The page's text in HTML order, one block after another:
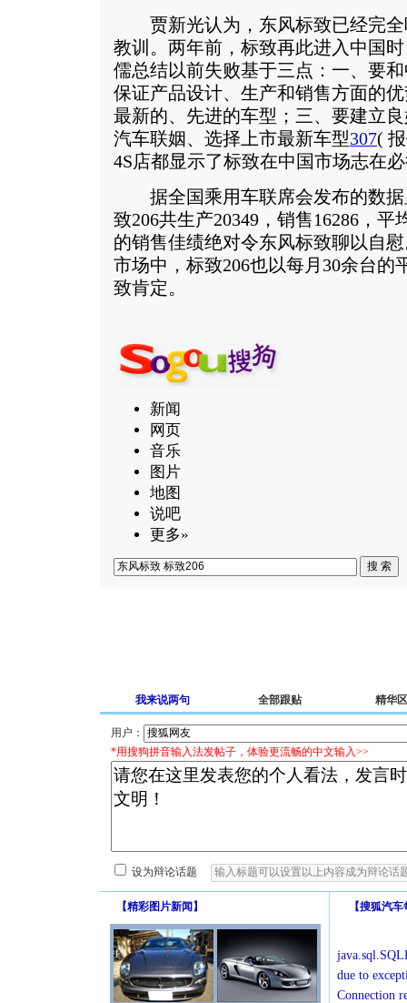
贾新光认为，东风标致已经完全
教训。两年前，标致再此进入中国
儒总结以前失败基于三点：一、要
保证产品设计、生产和销售方面的
最新的、先进的车型；三、要建立
汽车联姻、选择上市最新车型307(
4S店都显示了标致在中国市场志在
据全国乘用车联席会发布的数据
致206共生产20349，销售16286，平
的销售佳绩绝对令东风标致聊以自
市场中，标致206也以每月30余台的
致肯定。
新闻
网页
音乐
图片
地图
说吧
更多»
我来说两句 全部跟贴 精华区
用户：
*用搜狗拼音输入法发帖子，体验更流畅的中文输入>>
设为辩论话题
【精彩图片新闻 】 【搜狐汽车
due to
Connection